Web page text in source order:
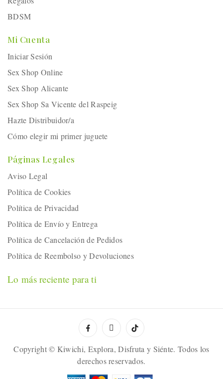
BDSM
Mi Cuenta
Iniciar Sesión
Sex Shop Online
Sex Shop Alicante
Sex Shop Sa Vicente del Raspeig
Hazte Distribuidor/a
Cómo elegir mi primer juguete
Páginas Legales
Aviso Legal
Política de Cookies
Política de Privacidad
Política de Envío y Entrega
Política de Cancelación de Pedidos
Política de Reembolso y Devoluciones
Lo más reciente para ti
Copyright © Kiwichi, Explora, Disfruta y Siénte. Todos los
derechos reservados.